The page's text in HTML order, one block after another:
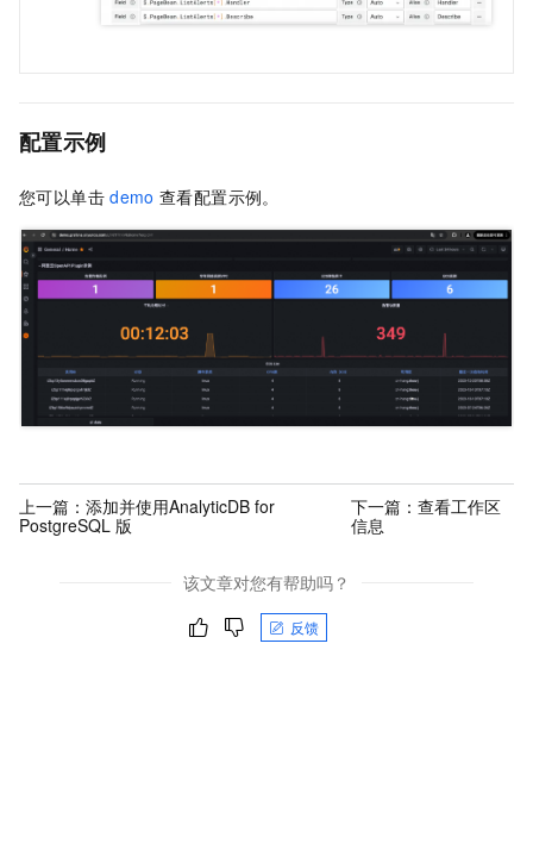
配置示例
您可以单击 demo 查看配置示例。
上一篇： 添加并使用AnalyticDB for
PostgreSQL 版
下一篇：查看工作区
信息
该文章对您有帮助吗？
反馈